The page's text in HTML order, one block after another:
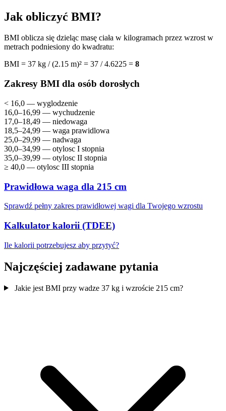
Jak obliczyć BMI?
BMI oblicza się dzieląc masę ciała w kilogramach przez wzrost w
metrach podniesiony do kwadratu:
BMI = 37 kg / (2.15 m)² = 37 / 4.6225 = 8
Zakresy BMI dla osób dorosłych
< 16,0 — wyglodzenie
16,0–16,99 — wychudzenie
17,0–18,49 — niedowaga
18,5–24,99 — waga prawidlowa
25,0–29,99 — nadwaga
30,0–34,99 — otylosc I stopnia
35,0–39,99 — otylosc II stopnia
≥ 40,0 — otylosc III stopnia
Prawidłowa waga dla 215 cm
Sprawdź pełny zakres prawidłowej wagi dla Twojego wzrostu
Kalkulator kalorii (TDEE)
Ile kalorii potrzebujesz aby przytyć?
Najczęściej zadawane pytania
Jakie jest BMI przy wadze 37 kg i wzroście 215 cm?